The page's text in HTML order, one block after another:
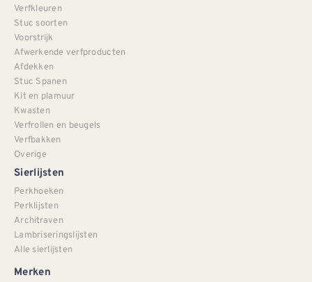
Verfkleuren
Stuc soorten
Voorstrijk
Afwerkende verfproducten
Afdekken
Stuc Spanen
Kit en plamuur
Kwasten
Verfrollen en beugels
Verfbakken
Overige
Sierlijsten
Perkhoeken
Perklijsten
Architraven
Lambriseringslijsten
Alle sierlijsten
Merken